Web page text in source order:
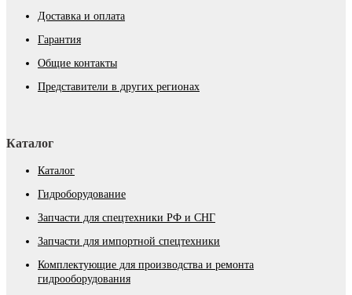
Доставка и оплата
Гарантия
Общие контакты
Представители в других регионах
Каталог
Каталог
Гидроборудование
Запчасти для спецтехники РФ и СНГ
Запчасти для импортной спецтехники
Комплектующие для производства и ремонта
гидрооборудования